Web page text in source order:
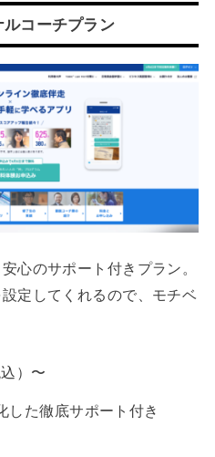
コーチプラン
心のサポート付きプラン。
定してくれるので、モチベ
）〜
した徹底サポート付き